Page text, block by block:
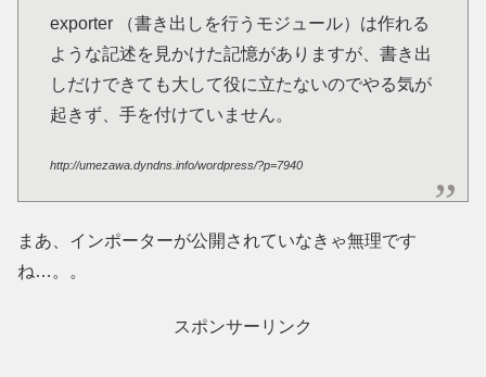
exporter （書き出しを行うモジュール）は作れる
ような記述を見かけた記憶がありますが、書き出
しだけできても大して役に立たないのでやる気が
起きず、手を付けていません。
http://umezawa.dyndns.info/wordpress/?p=7940
まあ、インポーターが公開されていなきゃ無理です
ね…。。
スポンサーリンク